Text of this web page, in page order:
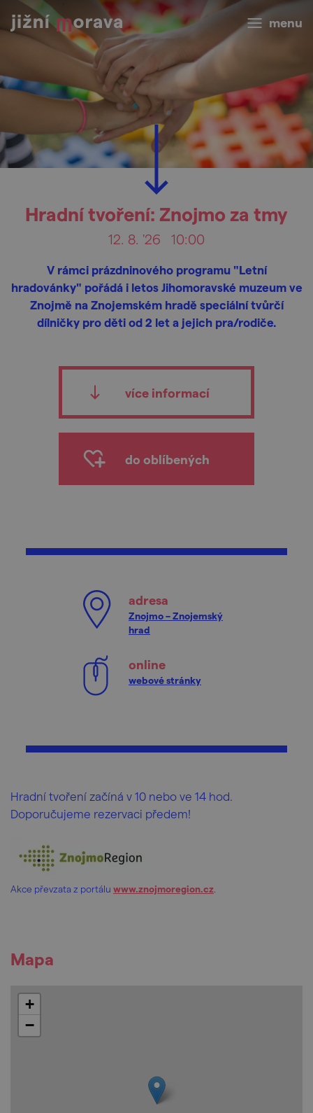
menu
Hradní tvoření: Znojmo za tmy
12. 8. '26 10:00
V rámci prázdninového programu "Letní
hradovánky" pořádá i letos Jihomoravské muzeum ve
Znojmě na Znojemském hradě speciální tvůrčí
dílničky pro děti od 2 let a jejich pra/rodiče.
více informací
do oblíbených
adresa
Znojmo – Znojemský
hrad
online
webové stránky
Hradní tvoření začíná v 10 nebo ve 14 hod.
Doporučujeme rezervaci předem!
Akce převzata z portálu www.znojmoregion.cz
Mapa
+
−